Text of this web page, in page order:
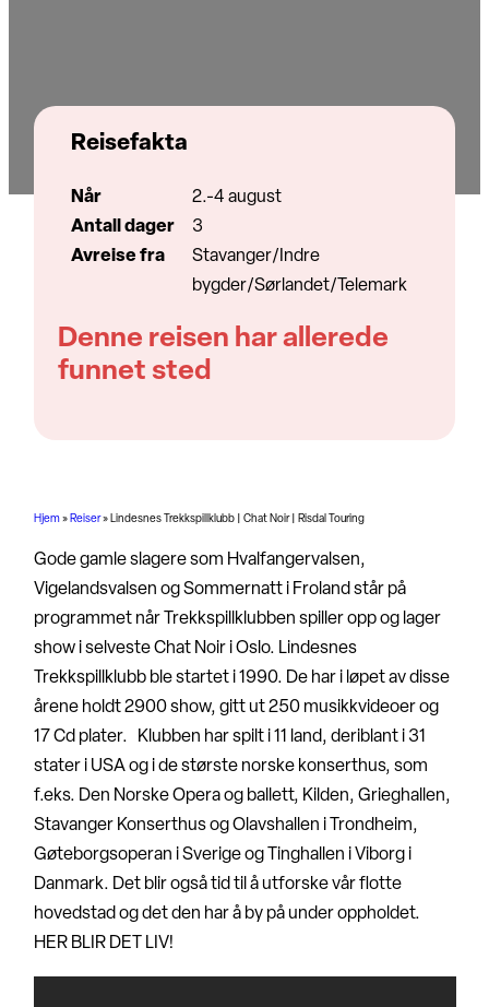
Hjem» Reiser» Lindesnes Trekkspillklubb | Chat Noir | Risdal Touring
Gode gamle slagere som Hvalfangervalsen,
Vigelandsvalsen og Sommernatt i Froland står på
programmet når Trekkspillklubben spiller opp og lager
show i selveste Chat Noir i Oslo. Lindesnes
Trekkspillklubb ble startet i 1990. De har i løpet av disse
årene holdt 2900 show, gitt ut 250 musikkvideoer og
17 Cd plater. Klubben har spilt i 11 land, deriblant i 31
stater i USA og i de største norske konserthus, som
f.eks. Den Norske Opera og ballett, Kilden, Grieghallen,
Stavanger Konserthus og Olavshallen i Trondheim,
Gøteborgsoperan i Sverige og Tinghallen i Viborg i
Danmark. Det blir også tid til å utforske vår flotte
hovedstad og det den har å by på under oppholdet.
HER BLIR DET LIV!
Reisefakta
Når
2.-4 august
Antall dager
3
Avreise fra
Stavanger/Indre
bygder/Sørlandet/Telemark
Denne reisen har allerede
funnet sted